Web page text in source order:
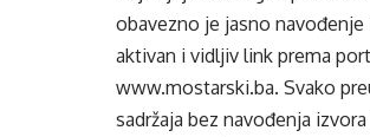
obavezno je jasno navođenje
aktivan i vidljiv link prema
www.mostarski.ba. Svako
sadržaja bez navođenja